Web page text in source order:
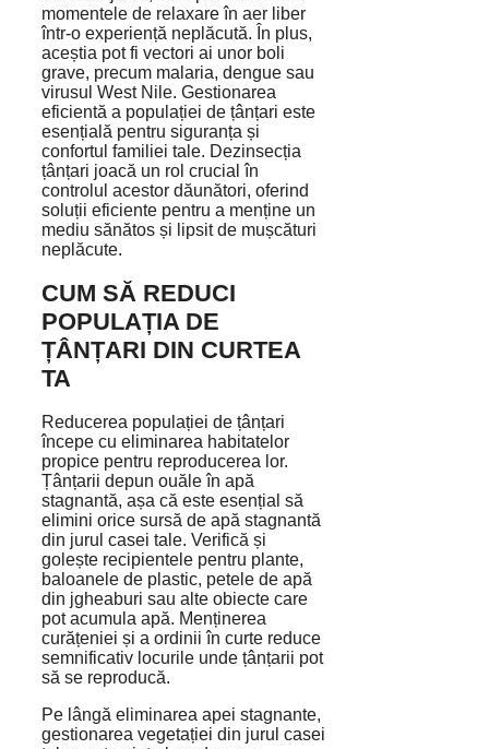
momentele de relaxare în aer liber
într-o experiență neplăcută. În plus,
aceștia pot fi vectori ai unor boli
grave, precum malaria, dengue sau
virusul West Nile. Gestionarea
eficientă a populației de țânțari este
esențială pentru siguranța și
confortul familiei tale. Dezinsecția
țânțari joacă un rol crucial în
controlul acestor dăunători, oferind
soluții eficiente pentru a menține un
mediu sănătos și lipsit de mușcături
neplăcute.
CUM SĂ REDUCI
POPULAȚIA DE
ȚÂNȚARI DIN CURTEA
TA
Reducerea populației de țânțari
începe cu eliminarea habitatelor
propice pentru reproducerea lor.
Țânțarii depun ouăle în apă
stagnantă, așa că este esențial să
elimini orice sursă de apă stagnantă
din jurul casei tale. Verifică și
golește recipientele pentru plante,
baloanele de plastic, petele de apă
din jgheaburi sau alte obiecte care
pot acumula apă. Menținerea
curățeniei și a ordinii în curte reduce
semnificativ locurile unde țânțarii pot
să se reproducă.
Pe lângă eliminarea apei stagnante,
gestionarea vegetației din jurul casei